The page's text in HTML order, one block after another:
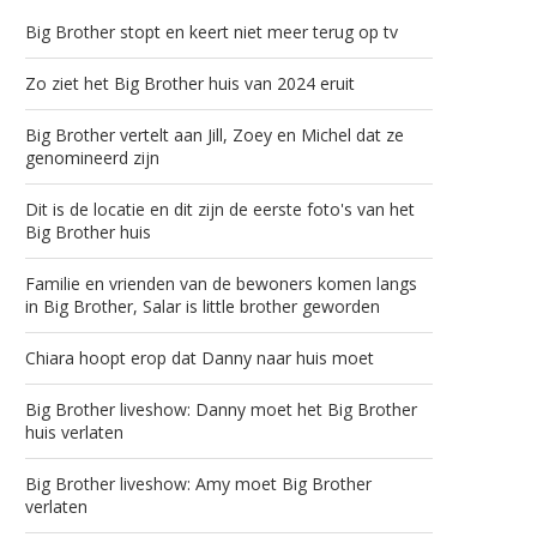
Big Brother stopt en keert niet meer terug op tv
Zo ziet het Big Brother huis van 2024 eruit
Big Brother vertelt aan Jill, Zoey en Michel dat ze
genomineerd zijn
Dit is de locatie en dit zijn de eerste foto's van het
Big Brother huis
Familie en vrienden van de bewoners komen langs
in Big Brother, Salar is little brother geworden
Chiara hoopt erop dat Danny naar huis moet
Big Brother liveshow: Danny moet het Big Brother
huis verlaten
Big Brother liveshow: Amy moet Big Brother
verlaten